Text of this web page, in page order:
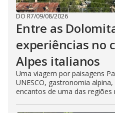
DO R7/09/08/2026
Entre as
experiências no
Alpes italianos
Uma viagem por paisagens
UNESCO, gastronomia
encantos de uma das